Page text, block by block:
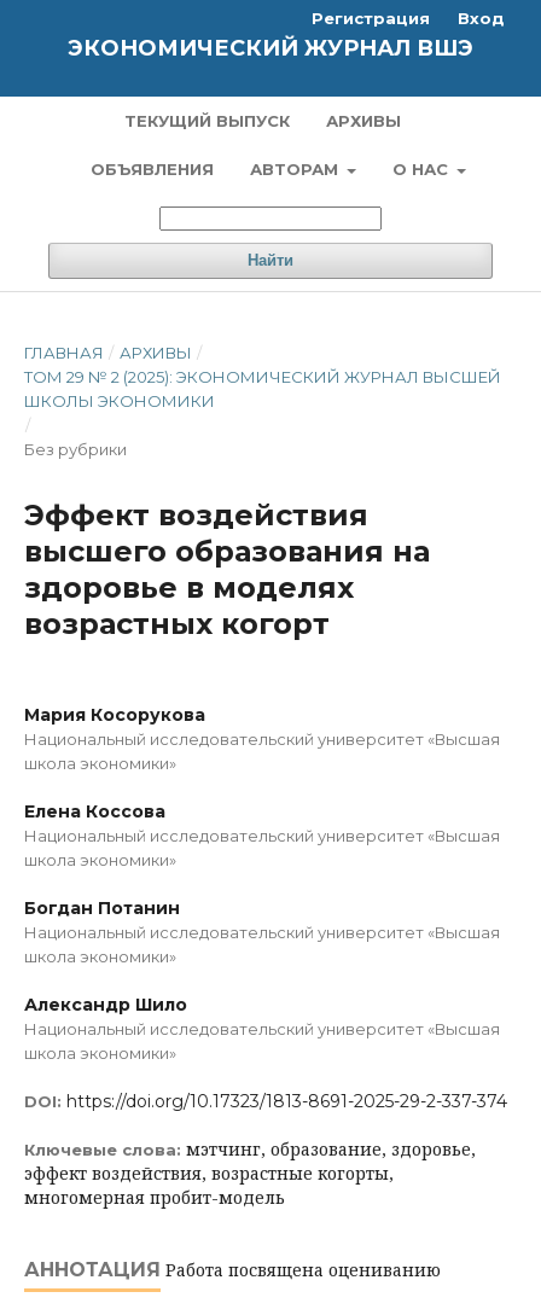
ЭКОНОМИЧЕСКИЙ ЖУРНАЛ ВШЭ
ТЕКУЩИЙ ВЫПУСК АРХИВЫ
ОБЪЯВЛЕНИЯ АВТОРАМ О НАС
Найти
Регистрация Вход
ГЛАВНАЯ / АРХИВЫ /
ТОМ 29 № 2 (2025): ЭКОНОМИЧЕСКИЙ ЖУРНАЛ ВЫСШЕЙ
ШКОЛЫ ЭКОНОМИКИ
/
Без рубрики
Эффект воздействия
высшего образования на
здоровье в моделях
возрастных когорт
Мария Косорукова
Национальный исследовательский университет «Высшая
школа экономики»
Елена Коссова
Национальный исследовательский университет «Высшая
школа экономики»
Богдан Потанин
Национальный исследовательский университет «Высшая
школа экономики»
Александр Шило
Национальный исследовательский университет «Высшая
школа экономики»
DOI: https://doi.org/10.17323/1813-8691-2025-29-2-337-374
Ключевые слова: мэтчинг, образование, здоровье,
эффект воздействия, возрастные когорты,
многомерная пробит-модель
АННОТАЦИЯ Работа посвящена оцениванию